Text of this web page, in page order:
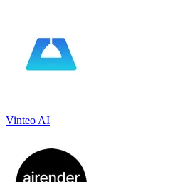
Vinteo AI